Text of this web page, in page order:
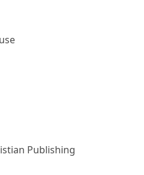
Publishing